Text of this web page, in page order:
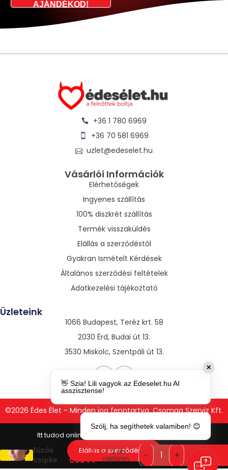
AJÁNDÉKOD!
+36 1 780 6969
+36 70 581 6969
uzlet@edeselet.hu
Vásárlói Információk
Elérhetőségek
Ingyenes szállítás
100% diszkrét szállítás
Termék visszaküldés
Elállás a szerződéstől
Gyakran Ismételt Kérdések
Általános szerződési feltételek
Adatkezelési tájékoztató
Üzleteink
1066 Budapest, Teréz krt. 58
2030 Érd, Budai út 13.
3530 Miskolc, Szentpáli út 13.
©2026 Édes Élet - Minden jog fenntartva. Csomag Szerviz Kft.
Cottelli –
Széles,
fűzős
csipke
3
690Ft
2 db
raktáron.
Elállás a szerződéstől
✕
👋 Szia! Lili vagyok az Edeselet.hu AI
asszisztense!
Szólj, ha segíthetek valamiben! 😊